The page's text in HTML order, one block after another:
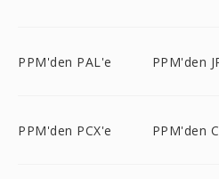
PPM'den PAL'e PPM'den
PPM'den PCX'e PPM'den